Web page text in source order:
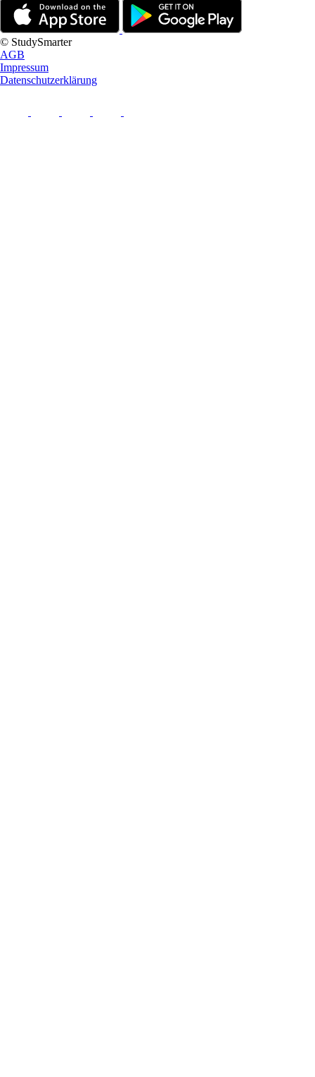
© StudySmarter
AGB
Impressum
Datenschutzerklärung